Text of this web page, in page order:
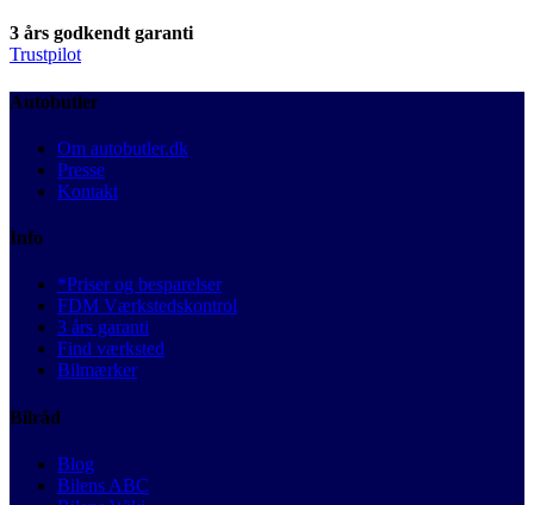
3 års godkendt garanti
Trustpilot
Autobutler
Om autobutler.dk
Presse
Kontakt
Info
*Priser og besparelser
FDM Værkstedskontrol
3 års garanti
Find værksted
Bilmærker
Bilråd
Blog
Bilens ABC